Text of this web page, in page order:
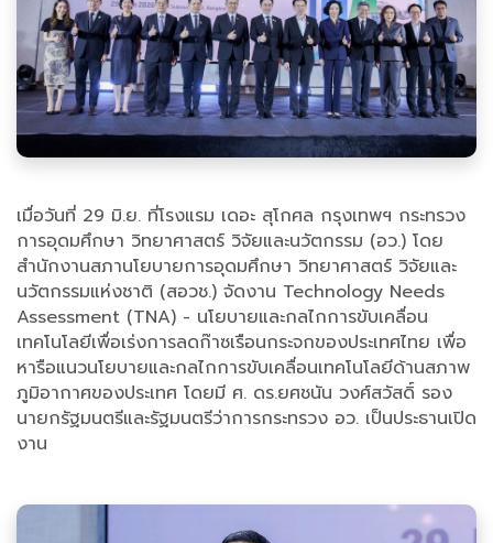
เมื่อวันที่ 29 มิ.ย. ที่โรงแรม เดอะ สุโกศล กรุงเทพฯ กระทรวง
การอุดมศึกษา วิทยาศาสตร์ วิจัยและนวัตกรรม (อว.) โดย
สำนักงานสภานโยบายการอุดมศึกษา วิทยาศาสตร์ วิจัยและ
นวัตกรรมแห่งชาติ (สอวช.) จัดงาน Technology Needs
Assessment (TNA) - นโยบายและกลไกการขับเคลื่อน
เทคโนโลยีเพื่อเร่งการลดก๊าซเรือนกระจกของประเทศไทย เพื่อ
หารือแนวนโยบายและกลไกการขับเคลื่อนเทคโนโลยีด้านสภาพ
ภูมิอากาศของประเทศ โดยมี ศ. ดร.ยศชนัน วงศ์สวัสดิ์ รอง
นายกรัฐมนตรีและรัฐมนตรีว่าการกระทรวง อว. เป็นประธานเปิด
งาน